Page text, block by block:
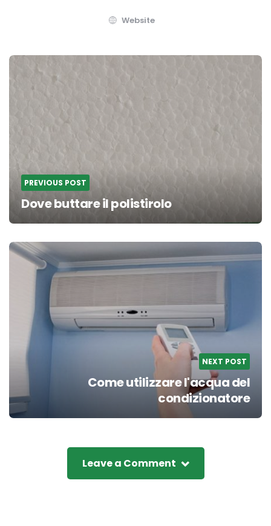
Website
Post
navigation
PREVIOUS POST
Dove buttare il polistirolo
NEXT POST
Come utilizzare l'acqua del
condizionatore
Leave a Comment